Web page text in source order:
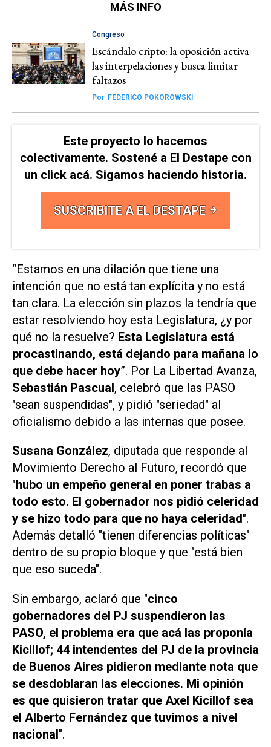
MÁS INFO
Congreso
Escándalo cripto: la oposición activa
las interpelaciones y busca limitar
faltazos
Por FEDERICO POKOROWSKI
Este proyecto lo hacemos
colectivamente. Sostené a El Destape con
un click acá. Sigamos haciendo historia.
SUSCRIBITE A EL DESTAPE
“Estamos en una dilación que tiene una
intención que no está tan explícita y no está
tan clara. La elección sin plazos la tendría que
estar resolviendo hoy esta Legislatura, ¿y por
qué no la resuelve? Esta Legislatura está
procastinando, está dejando para mañana lo
que debe hacer hoy”. Por La Libertad Avanza,
Sebastián Pascual, celebró que las PASO
"sean suspendidas", y pidió "seriedad" al
oficialismo debido a las internas que posee.
Susana González, diputada que responde al
Movimiento Derecho al Futuro, recordó que
"hubo un empeño general en poner trabas a
todo esto. El gobernador nos pidió celeridad
y se hizo todo para que no haya celeridad".
Además detalló "tienen diferencias políticas"
dentro de su propio bloque y que "está bien
que eso suceda".
Sin embargo, aclaró que "cinco
gobernadores del PJ suspendieron las
PASO, el problema era que acá las proponía
Kicillof; 44 intendentes del PJ de la provincia
de Buenos Aires pidieron mediante nota que
se desdoblaran las elecciones. Mi opinión
es que quisieron tratar que Axel Kicillof sea
el Alberto Fernández que tuvimos a nivel
nacional".